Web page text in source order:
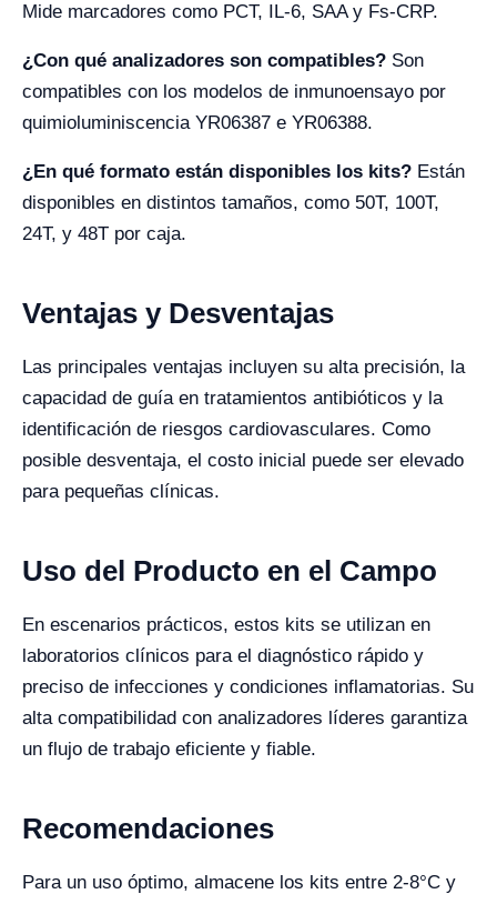
Mide marcadores como PCT, IL-6, SAA y Fs-CRP.
¿Con qué analizadores son compatibles? Son
compatibles con los modelos de inmunoensayo por
quimioluminiscencia YR06387 e YR06388.
¿En qué formato están disponibles los kits? Están
disponibles en distintos tamaños, como 50T, 100T,
24T, y 48T por caja.
Ventajas y Desventajas
Las principales ventajas incluyen su alta precisión, la
capacidad de guía en tratamientos antibióticos y la
identificación de riesgos cardiovasculares. Como
posible desventaja, el costo inicial puede ser elevado
para pequeñas clínicas.
Uso del Producto en el Campo
En escenarios prácticos, estos kits se utilizan en
laboratorios clínicos para el diagnóstico rápido y
preciso de infecciones y condiciones inflamatorias. Su
alta compatibilidad con analizadores líderes garantiza
un flujo de trabajo eficiente y fiable.
Recomendaciones
Para un uso óptimo, almacene los kits entre 2-8°C y